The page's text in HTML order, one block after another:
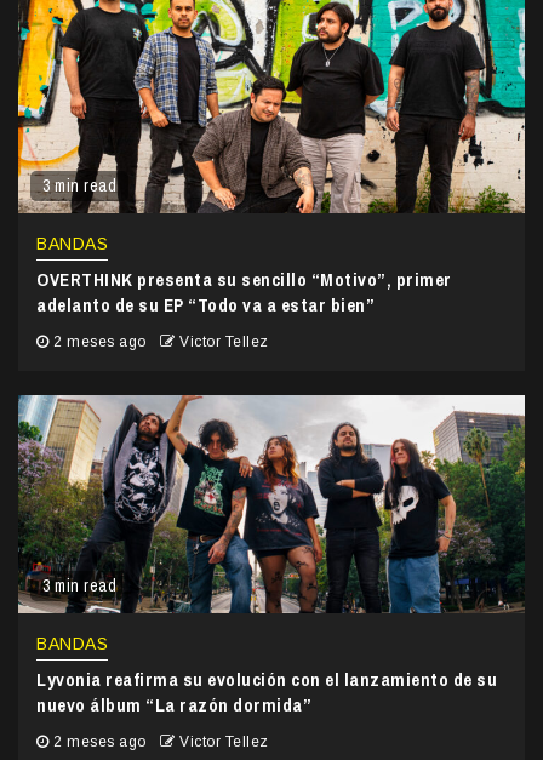
3 min read
BANDAS
OVERTHINK presenta su sencillo “Motivo”, primer
adelanto de su EP “Todo va a estar bien”
2 meses ago Victor Tellez
3 min read
BANDAS
Lyvonia reafirma su evolución con el lanzamiento de su
nuevo álbum “La razón dormida”
2 meses ago Victor Tellez